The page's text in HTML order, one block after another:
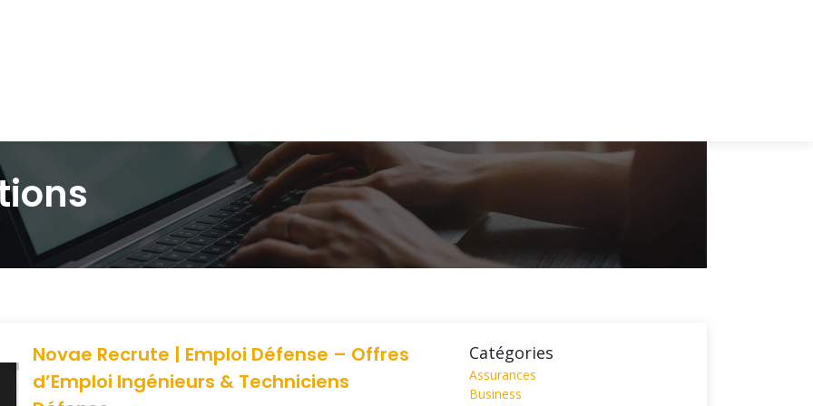
Novae Recrute | Emploi Défense – Offres
d’Emploi Ingénieurs & Techniciens
Catégories
Assurances
Business